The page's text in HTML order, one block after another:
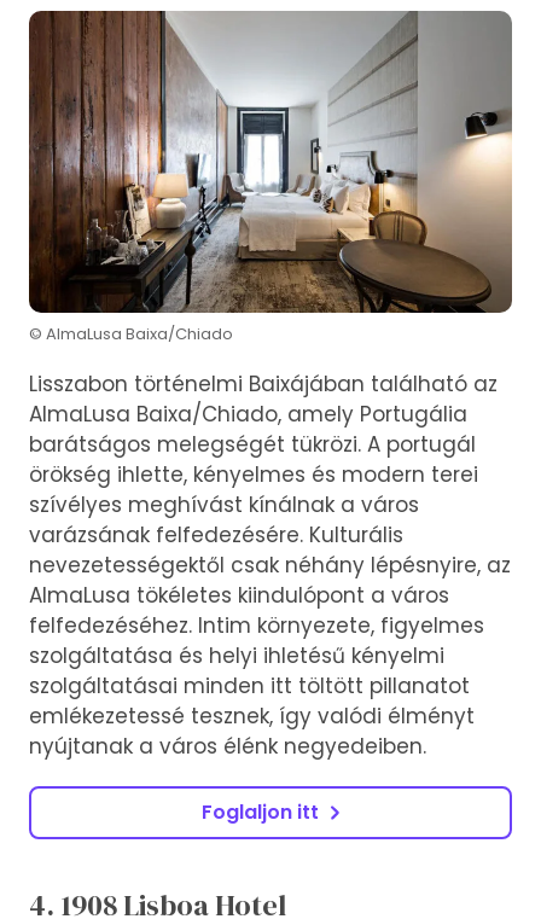
© AlmaLusa Baixa/Chiado
Lisszabon történelmi Baixájában található az
AlmaLusa Baixa/Chiado, amely Portugália
barátságos melegségét tükrözi. A portugál
örökség ihlette, kényelmes és modern terei
szívélyes meghívást kínálnak a város
varázsának felfedezésére. Kulturális
nevezetességektől csak néhány lépésnyire, az
AlmaLusa tökéletes kiindulópont a város
felfedezéséhez. Intim környezete, figyelmes
szolgáltatása és helyi ihletésű kényelmi
szolgáltatásai minden itt töltött pillanatot
emlékezetessé tesznek, így valódi élményt
nyújtanak a város élénk negyedeiben.
Foglaljon itt
4. 1908 Lisboa Hotel